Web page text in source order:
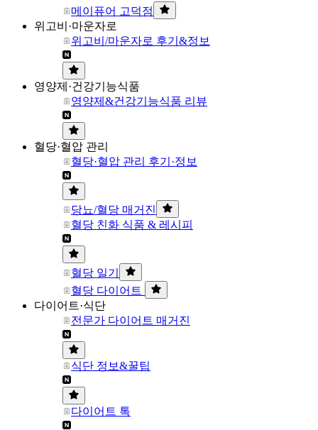
메이퓨어 고덕점
위고비·마운자로
위고비/마운자로 후기&정보
영양제·건강기능식품
영양제&건강기능식품 리뷰
혈당·혈압 관리
혈당·혈압 관리 후기·정보
당뇨/혈당 매거진
혈당 친화 식품 & 레시피
혈당 일기
혈당 다이어트
다이어트·식단
전문가 다이어트 매거진
식단 정보&꿀팁
다이어트 톡